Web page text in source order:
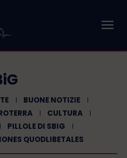
BUONE NOTIZIE
CULTURA
PILLOLE DI SBIG
QUODLIBETALES